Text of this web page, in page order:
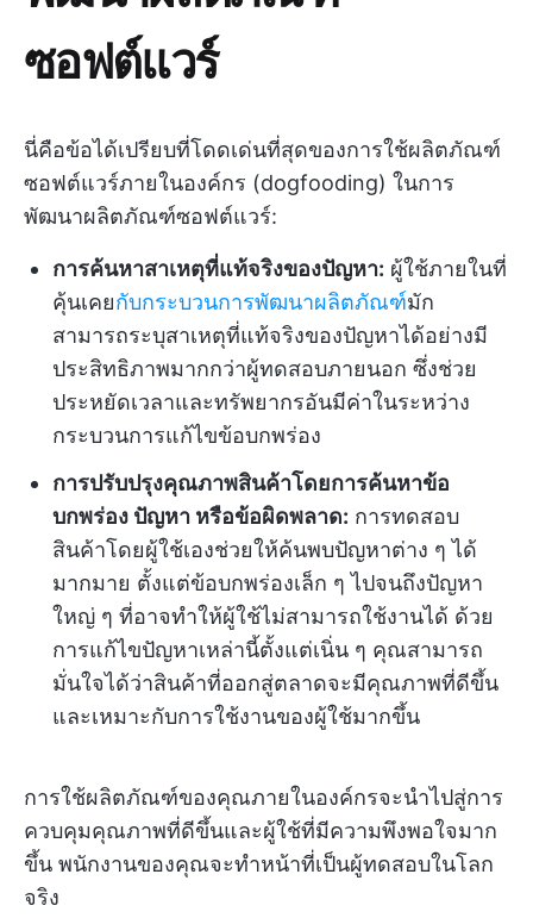
ซอฟต์แวร์
นี่คือข้อได้เปรียบที่โดดเด่นที่สุดของการใช้ผลิตภัณฑ์
ซอฟต์แวร์ภายในองค์กร (dogfooding) ในการ
พัฒนาผลิตภัณฑ์ซอฟต์แวร์:
การค้นหาสาเหตุที่แท้จริงของปัญหา: ผู้ใช้ภายในที่
คุ้นเคยกับกระบวนการพัฒนาผลิตภัณฑ์มัก
สามารถระบุสาเหตุที่แท้จริงของปัญหาได้อย่างมี
ประสิทธิภาพมากกว่าผู้ทดสอบภายนอก ซึ่งช่วย
ประหยัดเวลาและทรัพยากรอันมีค่าในระหว่าง
กระบวนการแก้ไขข้อบกพร่อง
การปรับปรุงคุณภาพสินค้าโดยการค้นหาข้อ
บกพร่อง ปัญหา หรือข้อผิดพลาด: การทดสอบ
สินค้าโดยผู้ใช้เองช่วยให้ค้นพบปัญหาต่าง ๆ ได้
มากมาย ตั้งแต่ข้อบกพร่องเล็ก ๆ ไปจนถึงปัญหา
ใหญ่ ๆ ที่อาจทำให้ผู้ใช้ไม่สามารถใช้งานได้ ด้วย
การแก้ไขปัญหาเหล่านี้ตั้งแต่เนิ่น ๆ คุณสามารถ
มั่นใจได้ว่าสินค้าที่ออกสู่ตลาดจะมีคุณภาพที่ดีขึ้น
และเหมาะกับการใช้งานของผู้ใช้มากขึ้น
การใช้ผลิตภัณฑ์ของคุณภายในองค์กรจะนำไปสู่การ
ควบคุมคุณภาพที่ดีขึ้นและผู้ใช้ที่มีความพึงพอใจมาก
ขึ้น พนักงานของคุณจะทำหน้าที่เป็นผู้ทดสอบในโลก
จริง